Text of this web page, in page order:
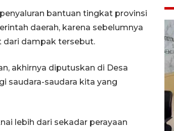
bantuan tingkat provinsi
daerah, karena sebelumnya
dari dampak tersebut.
akhirnya diputuskan di Desa
saudara-saudara kita yang
lebih dari sekadar perayaan